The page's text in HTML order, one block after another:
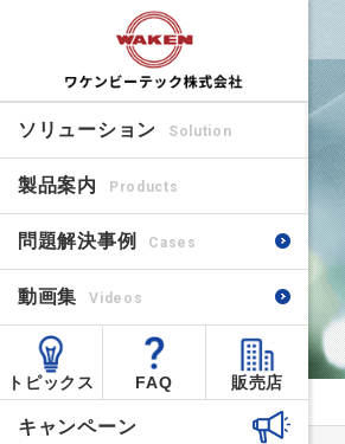
ソリューション Solution
製品案内 Products
問題解決事例 Cases
動画集 Videos
トピックス FAQ 販売店
キャンペーン